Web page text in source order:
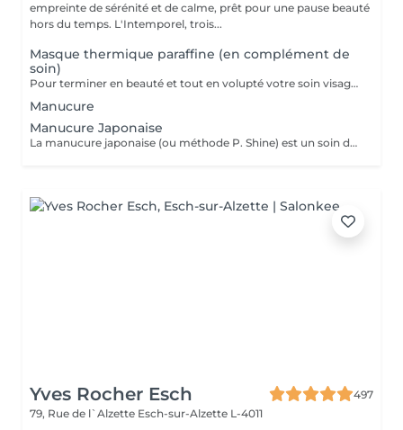
empreinte de sérénité et de calme, prêt pour une pause beauté
hors du temps. L'Intemporel, trois...
Masque thermique paraffine (en complément de
soin)
Pour terminer en beauté et tout en volupté votre soin visage, nous vous proposons le 'double masque '. Cela consiste en une application d'un masque crème bourré d'actifs hydratants/régénérants/anti-âge ou anti-oxydants suivi d'un bain de paraffine tiède. Ceci permet la pénétration intégrale du masque crème grâce à la chaleur de la paraffine et un fin de soin en douceur grâce aux actifs de la paraffine adoucissants et calmants. Une véritable sensation de détente.
Manucure
Manucure Japonaise
La manucure japonaise (ou méthode P. Shine) est un soin de beauté naturel et ancestral visant à renforcer, nourrir et faire briller les ongles sans vernis ni gel. En utilisant des produits naturels comme la cire d'abeille, des minéraux, et de la poudre de perle, elle rend les ongles sains, forts et brillants avec un effet miroir, idéal pour réparer les ongles abîmés (après gel ou semi-permanent, grossesse...). Convient aux ongles naturels fragiles, mous, cassants ou dédoublés, mais aussi simplement pour offrir une période de repos et de soin aux ongles. Possible en cure : 5 + 1 gratuite ou 10 + 2 gratuites
Yves Rocher Esch
497
79, Rue de l`Alzette Esch-sur-Alzette L-4011